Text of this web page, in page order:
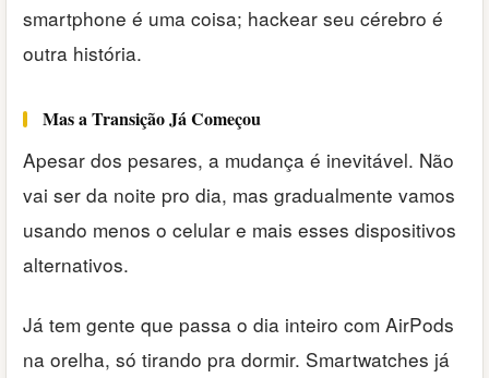
smartphone é uma coisa; hackear seu cérebro é
outra história.
Mas a Transição Já Começou
Apesar dos pesares, a mudança é inevitável. Não
vai ser da noite pro dia, mas gradualmente vamos
usando menos o celular e mais esses dispositivos
alternativos.
Já tem gente que passa o dia inteiro com AirPods
na orelha, só tirando pra dormir. Smartwatches já